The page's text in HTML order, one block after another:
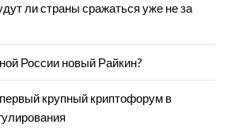
ли страны сражаться уже не за
России новый Райкин?
крупный криптофорум в